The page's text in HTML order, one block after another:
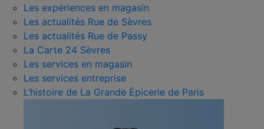
Les expériences en magasin
Les actualités Rue de Sèvres
Les actualités Rue de Passy
La Carte 24 Sèvres
Les services en magasin
Les services entreprise
L’histoire de La Grande Épicerie de Paris